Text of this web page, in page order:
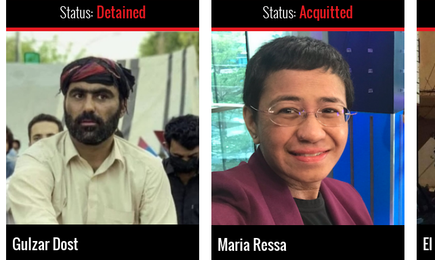
Status: Detained
Gulzar Dost
Status:Acquitted
Maria Ressa